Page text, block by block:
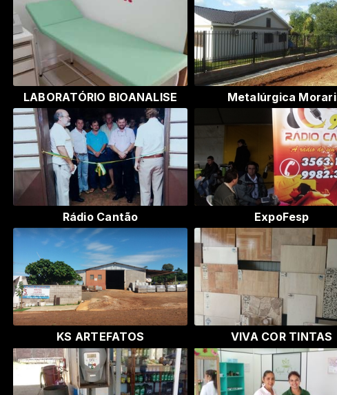
LABORATÓRIO BIOANALISE Metalúrgica Morari
Rádio Cantão ExpoFesp
KS ARTEFATOS VIVA COR TINTAS